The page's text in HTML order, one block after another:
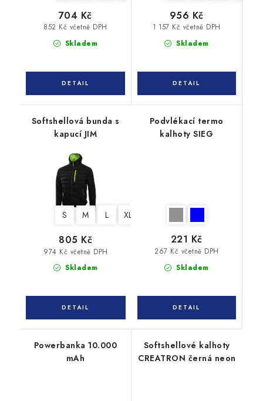
Skladem
852 Kč včetně DPH
704 Kč
Skladem
1 157 Kč včetně DPH
956 Kč
Softshellová bunda s
kapucí JIM
S M L XL
Skladem
974 Kč včetně DPH
805 Kč
Podvlékací termo
kalhoty SIEG
Skladem
267 Kč včetně DPH
221 Kč
Powerbanka 10.000
mAh
Softshellové kalhoty
CREATRON černá neon